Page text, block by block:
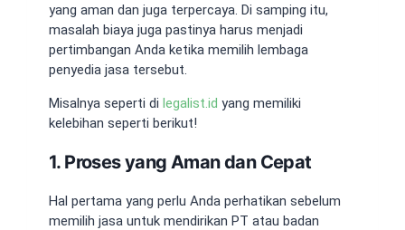
yang aman dan juga terpercaya. Di samping itu,
masalah biaya juga pastinya harus menjadi
pertimbangan Anda ketika memilih lembaga
penyedia jasa tersebut.
Misalnya seperti di legalist.id yang memiliki
kelebihan seperti berikut!
1. Proses yang Aman dan Cepat
Hal pertama yang perlu Anda perhatikan sebelum
memilih jasa untuk mendirikan PT atau badan